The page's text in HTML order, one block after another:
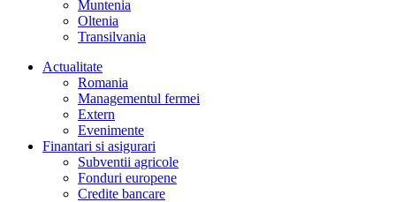
Muntenia
Oltenia
Transilvania
Actualitate
Romania
Managementul fermei
Extern
Evenimente
Finantari si asigurari
Subventii agricole
Fonduri europene
Credite bancare